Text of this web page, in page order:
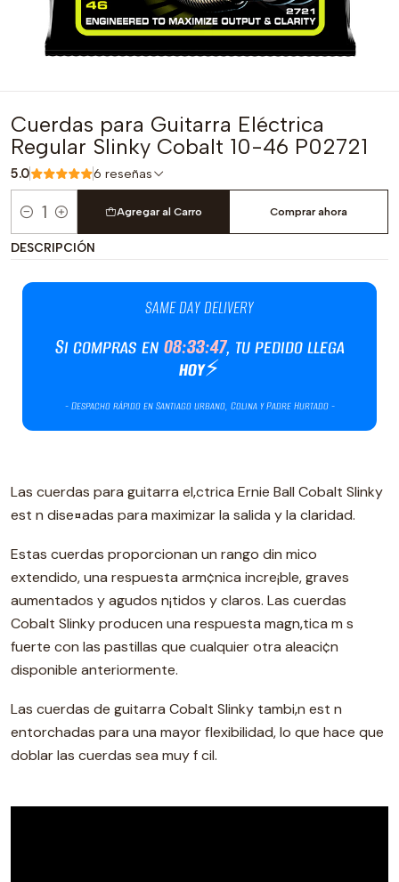
Cuerdas para Guitarra Eléctrica
Regular Slinky Cobalt 10-46 P02721
5.0 6 reseñas
Cantidad
Agregar al Carro Comprar ahora
DESCRIPCIÓN
Las cuerdas para guitarra el‚ctrica Ernie Ball Cobalt Slinky
est n dise¤adas para maximizar la salida y la claridad.
Estas cuerdas proporcionan un rango din mico
extendido, una respuesta arm¢nica incre¡ble, graves
aumentados y agudos n¡tidos y claros. Las cuerdas
Cobalt Slinky producen una respuesta magn‚tica m s
fuerte con las pastillas que cualquier otra aleaci¢n
disponible anteriormente.
Las cuerdas de guitarra Cobalt Slinky tambi‚n est n
entorchadas para una mayor flexibilidad, lo que hace que
doblar las cuerdas sea muy f cil.